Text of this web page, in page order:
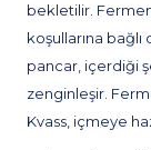
bekletilir.
koşullarına
pancar, içerdiği
zenginleşir.
Kvass, içmeye